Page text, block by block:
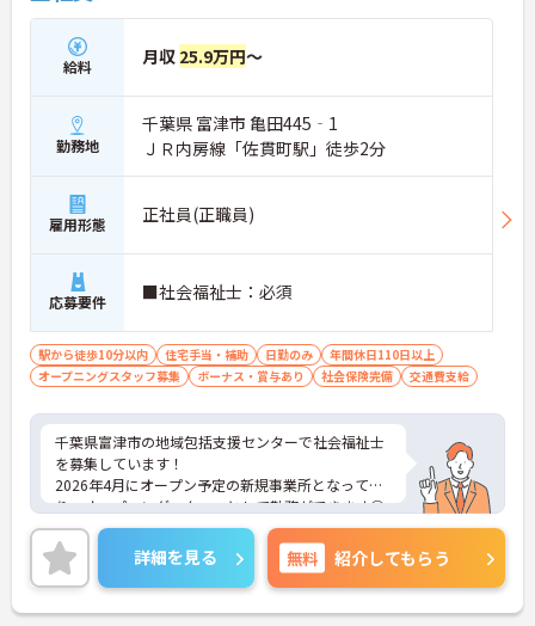
給料 月収 25.9万円～
勤務地
千葉県 富津市 亀田445‐1
ＪＲ内房線「佐貫町駅」徒歩2分
雇用形態 正社員(正職員)
応募要件 ■社会福祉士：必須
駅から徒歩10分以内 住宅手当・補助 日勤のみ
年間休日110日以上
オープニングスタッフ募集
ボーナス・賞与あり 社会保険完備 交通費支給
千葉県富津市の地域包括支援センターで社会福祉士
を募集しています！
2026年4月にオープン予定の新規事業所となってお
り、オープニングスタッフとして勤務ができます◎
昇給・賞与制度あり！賞与は4.6か月分と充実してお
り、仕事のモチベーションにもつながります♪リフ
レッシュ休暇の取得もでき、仕事とプライベートの
両立もしやすいです！
ご興味のある方は、面接のポイントをお伝えします
詳細を見る 無料 紹介してもらう